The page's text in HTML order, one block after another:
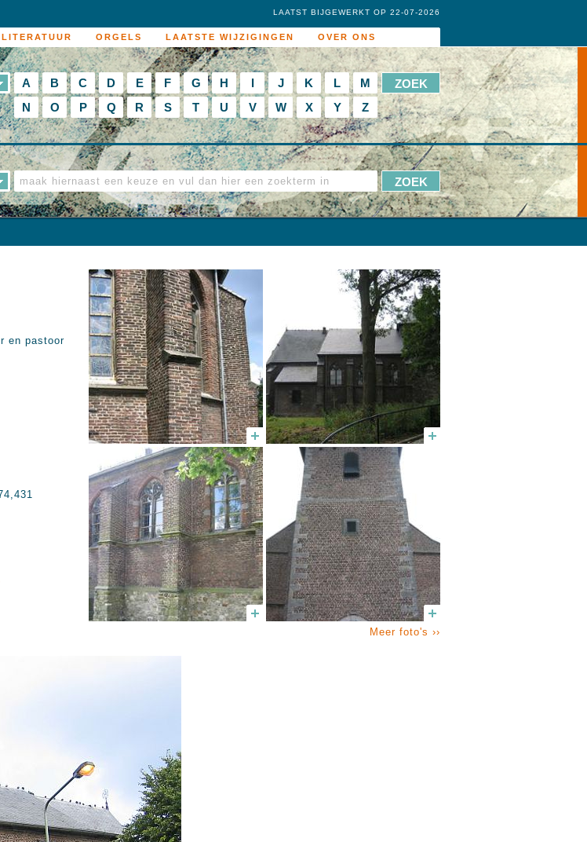
ORGELS LAATSTE WIJZIGINGEN OVER ONS
LAATST BIJGEWERKT OP 22-07-2026
A B C D E F G H I J K L
M
N
O P Q R S T U V W X Y Z
en pastoor
Meer foto's ››